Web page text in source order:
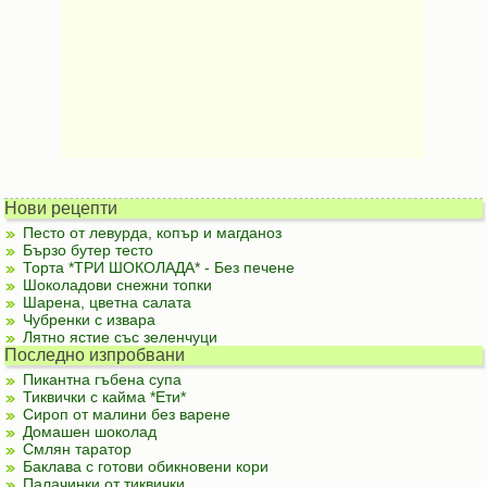
Нови рецепти
Песто от левурда, копър и магданоз
Бързо бутер тесто
Торта *ТРИ ШОКОЛАДА* - Без печене
Шоколадови снежни топки
Шарена, цветна салата
Чубренки с извара
Лятно ястие със зеленчуци
Последно изпробвани
Пикантна гъбена супа
Тиквички с кайма *Ети*
Сироп от малини без варене
Домашен шоколад
Смлян таратор
Баклава с готови обикновени кори
Палачинки от тиквички